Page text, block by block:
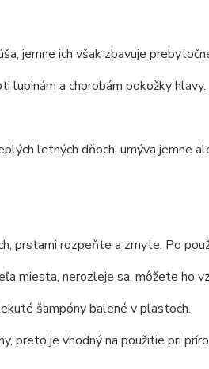
jemne ich však zbavuje
lupinám a chorobám pokožky hlavy.
letných dňoch, umýva jemne
prstami rozpeňte a zmyte. Po
miesta, nerozleje sa, môžete ho
šampóny balené v plastoch.
preto je vhodný na použitie pri